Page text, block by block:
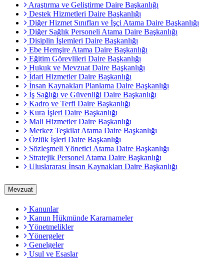
Araştırma ve Geliştirme Daire Başkanlığı
Destek Hizmetleri Daire Başkanlığı
Diğer Hizmet Sınıfları ve İşçi Atama Daire Başkanlığı
Diğer Sağlık Personeli Atama Daire Başkanlığı
Disiplin İşlemleri Daire Başkanlığı
Ebe Hemşire Atama Daire Başkanlığı
Eğitim Görevlileri Daire Başkanlığı
Hukuk ve Mevzuat Daire Başkanlığı
İdari Hizmetler Daire Başkanlığı
İnsan Kaynakları Planlama Daire Başkanlığı
İş Sağlığı ve Güvenliği Daire Başkanlığı
Kadro ve Terfi Daire Başkanlığı
Kura İşleri Daire Başkanlığı
Mali Hizmetler Daire Başkanlığı
Merkez Teşkilat Atama Daire Başkanlığı
Özlük İşleri Daire Başkanlığı
Sözleşmeli Yönetici Atama Daire Başkanlığı
Stratejik Personel Atama Daire Başkanlığı
Uluslararası İnsan Kaynakları Daire Başkanlığı
Mevzuat
Kanunlar
Kanun Hükmünde Kararnameler
Yönetmelikler
Yönergeler
Genelgeler
Usul ve Esaslar